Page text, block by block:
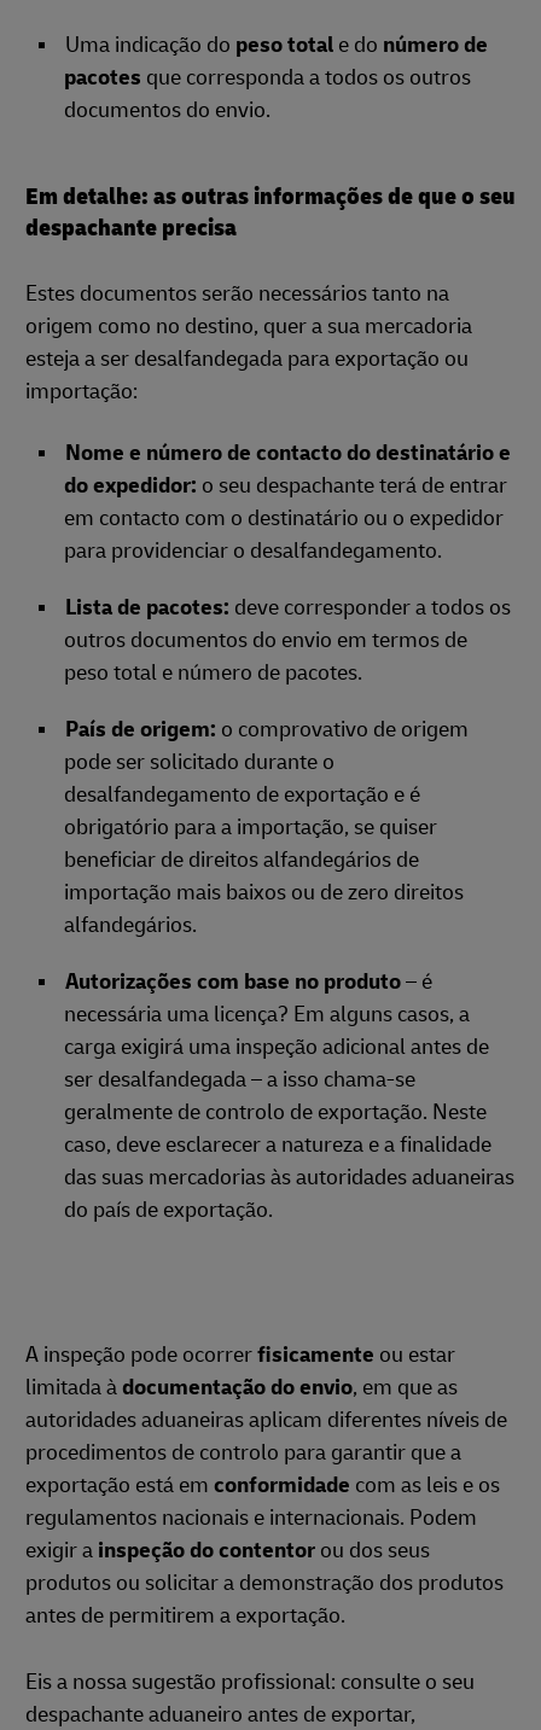
Uma indicação do peso total e do número de
pacotes que corresponda a todos os outros
documentos do envio.
Em detalhe: as outras informações de que o seu
despachante precisa
Estes documentos serão necessários tanto na
origem como no destino, quer a sua mercadoria
esteja a ser desalfandegada para exportação ou
importação:
Nome e número de contacto do destinatário e
do expedidor: o seu despachante terá de entrar
em contacto com o destinatário ou o expedidor
para providenciar o desalfandegamento.
Lista de pacotes: deve corresponder a todos os
outros documentos do envio em termos de
peso total e número de pacotes.
País de origem: o comprovativo de origem
pode ser solicitado durante o
desalfandegamento de exportação e é
obrigatório para a importação, se quiser
beneficiar de direitos alfandegários de
importação mais baixos ou de zero direitos
alfandegários.
Autorizações com base no produto– é
necessária uma licença? Em alguns casos, a
carga exigirá uma inspeção adicional antes de
ser desalfandegada – a isso chama-se
geralmente de controlo de exportação. Neste
caso, deve esclarecer a natureza e a finalidade
das suas mercadorias às autoridades aduaneiras
do país de exportação.
A inspeção pode ocorrerfisicamente ou estar
limitada àdocumentação do envio, em que as
autoridades aduaneiras aplicam diferentes níveis de
procedimentos de controlo para garantir que a
exportação está em conformidade com as leis e os
regulamentos nacionais e internacionais. Podem
exigir a inspeção do contentor ou dos seus
produtos ou solicitar a demonstração dos produtos
antes de permitirem a exportação.
Eis a nossa sugestão profissional: consulte o seu
despachante aduaneiro antes de exportar,